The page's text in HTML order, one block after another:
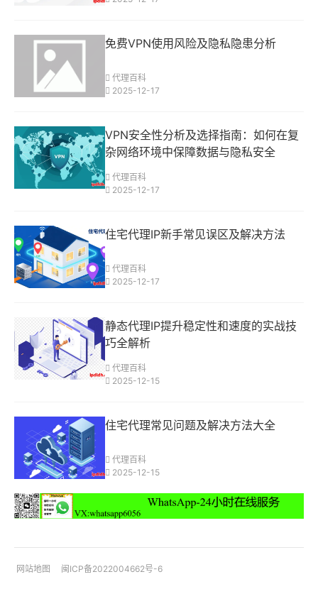
免费VPN使用风险及隐私隐患分析
代理百科
2025-12-17
VPN安全性分析及选择指南：如何在复
杂网络环境中保障数据与隐私安全
代理百科
2025-12-17
住宅代理IP新手常见误区及解决方法
代理百科
2025-12-17
静态代理IP提升稳定性和速度的实战技
巧全解析
代理百科
2025-12-15
住宅代理常见问题及解决方法大全
代理百科
2025-12-15
网站地图 闽ICP备2022004662号-6